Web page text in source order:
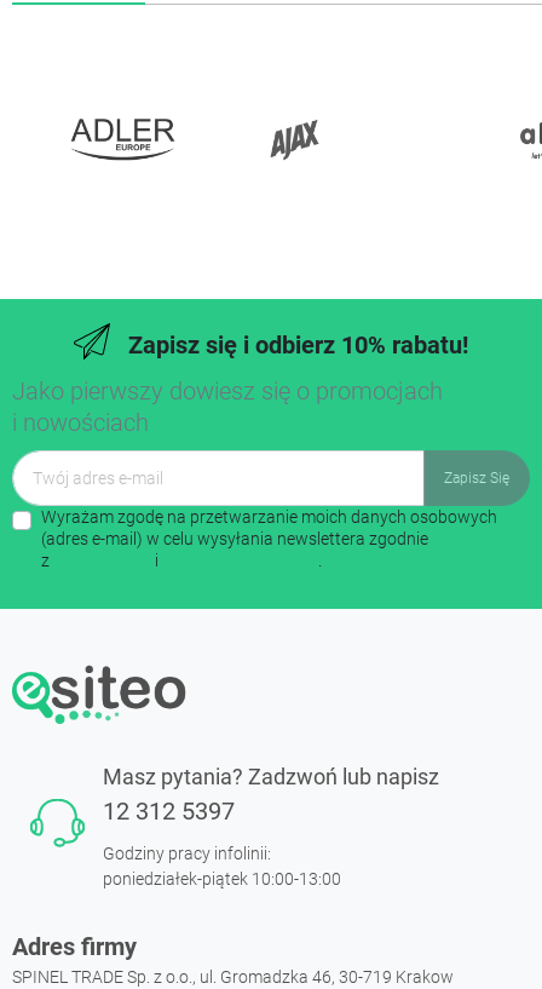
Zapisz się i odbierz 10% rabatu!
Jako pierwszy dowiesz się o promocjach
i nowościach
Wyrażam zgodę na przetwarzanie moich danych osobowych
(adres e-mail) w celu wysyłania newslettera zgodnie
z
i
Masz pytania? Zadzwoń lub napisz
12 312 5397
Godziny pracy infolinii:
poniedziałek-piątek 10:00-13:00
Adres firmy
SPINEL TRADE Sp. z o.o., ul. Gromadzka 46, 30-719 Krakow